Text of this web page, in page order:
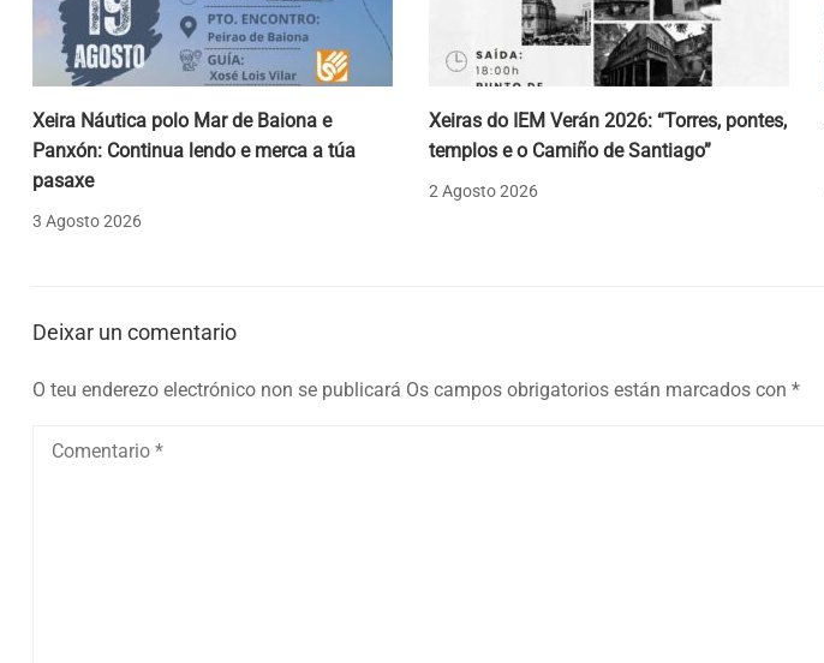
Xeira Náutica polo Mar de Baiona e
Panxón: Continua lendo e merca a túa
pasaxe
3 Agosto 2026
Xeiras do IEM Verán 2026: “Torres, pontes,
templos e o Camiño de Santiago”
2 Agosto 2026
Deixar un comentario
O teu enderezo electrónico non se publicará Os campos obrigatorios están marcados con *